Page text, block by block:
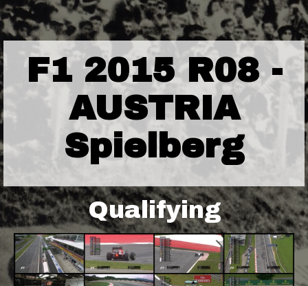
F1 2015 R08 -
AUSTRIA
Spielberg
Qualifying